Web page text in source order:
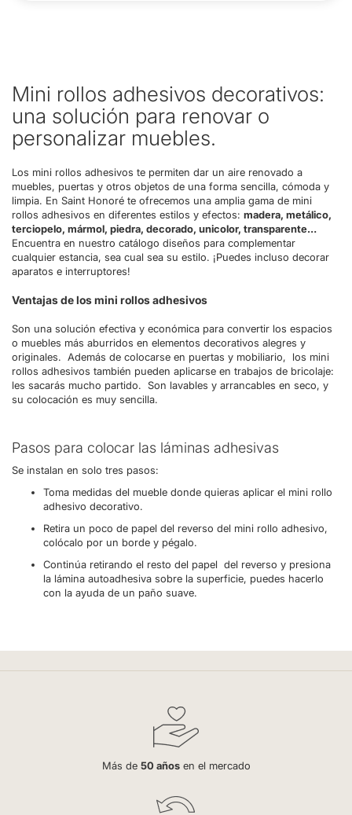
Mini rollos adhesivos decorativos:
una solución para renovar o
personalizar muebles.
Los mini rollos adhesivos te permiten dar un aire renovado a
muebles, puertas y otros objetos de una forma sencilla, cómoda y
limpia. En Saint Honoré te ofrecemos una amplia gama de mini
rollos adhesivos en diferentes estilos y efectos: madera, metálico,
terciopelo, mármol, piedra, decorado, unicolor, transparente…
Encuentra en nuestro catálogo diseños para complementar
cualquier estancia, sea cual sea su estilo. ¡Puedes incluso decorar
aparatos e interruptores!
Ventajas de los mini rollos adhesivos
Son una solución efectiva y económica para convertir los espacios
o muebles más aburridos en elementos decorativos alegres y
originales. Además de colocarse en puertas y mobiliario, los mini
rollos adhesivos también pueden aplicarse en trabajos de bricolaje:
les sacarás mucho partido. Son lavables y arrancables en seco, y
su colocación es muy sencilla.
Pasos para colocar las láminas adhesivas
Se instalan en solo tres pasos:
Toma medidas del mueble donde quieras aplicar el mini rollo
adhesivo decorativo.
Retira un poco de papel del reverso del mini rollo adhesivo,
colócalo por un borde y pégalo.
Continúa retirando el resto del papel del reverso y presiona
la lámina autoadhesiva sobre la superficie, puedes hacerlo
con la ayuda de un paño suave.
Más de 50 añosen el mercado